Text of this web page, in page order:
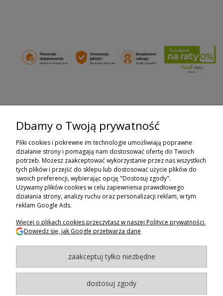
ZAPISZ SIĘ DO NEWSLETTERA
ZAPISZ SIĘ
ZAKUPY
POMOC
MOJE KONTO
BAGAZNIKI.PL- 2024
Dbamy o Twoją prywatność
Pliki cookies i pokrewne im technologie umożliwiają poprawne
działanie strony i pomagają nam dostosować ofertę do Twoich
potrzeb. Możesz zaakceptować wykorzystanie przez nas wszystkich
tych plików i przejść do sklepu lub dostosować użycie plików do
swoich preferencji, wybierając opcję "Dostosuj zgody".
Używamy plików cookies w celu zapewnienia prawidłowego
działania strony, analizy ruchu oraz personalizacji reklam, w tym
reklam Google Ads.
Więcej o plikach cookies przeczytasz w naszej Polityce prywatności.
Dowiedz się, jak Google przetwarza dane
zaakceptuj tylko niezbędne
dostosuj zgody